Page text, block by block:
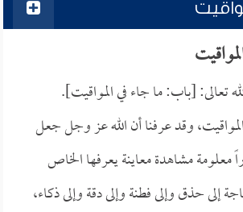
تعالى: [باب: ما جاء في المواقيت].
وقد عرفنا أن الله عز وجل جعل
معلومة مشاهدة معاينة يعرفها الخاص
إلى حذق وإلى فطنة وإلى دقة وإلى ذكاء،